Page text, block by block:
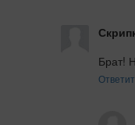
Брат!